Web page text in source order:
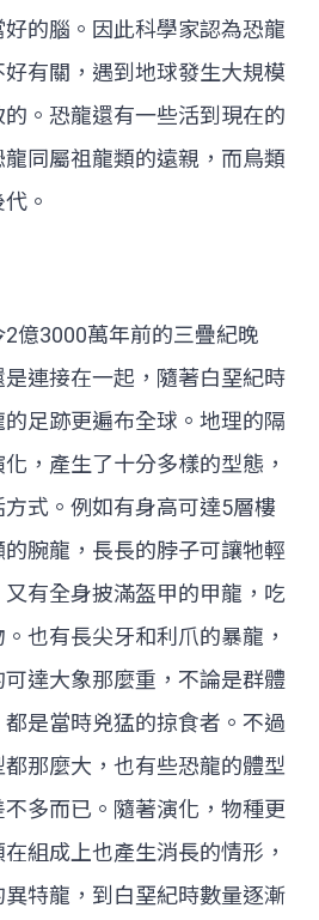
的腦。因此科學家認為恐龍
有關，遇到地球發生大規模
。恐龍還有一些活到現在的
同屬祖龍類的遠親，而鳥類
。
億3000萬年前的三疊紀晚
連接在一起，隨著白堊紀時
足跡更遍布全球。地理的隔
，產生了十分多樣的型態，
式。例如有身高可達5層樓
腕龍，長長的脖子可讓牠輕
有全身披滿盔甲的甲龍，吃
也有長尖牙和利爪的暴龍，
達大象那麼重，不論是群體
是當時兇猛的掠食者。不過
那麼大，也有些恐龍的體型
多而已。隨著演化，物種更
組成上也產生消長的情形，
特龍，到白堊紀時數量逐漸